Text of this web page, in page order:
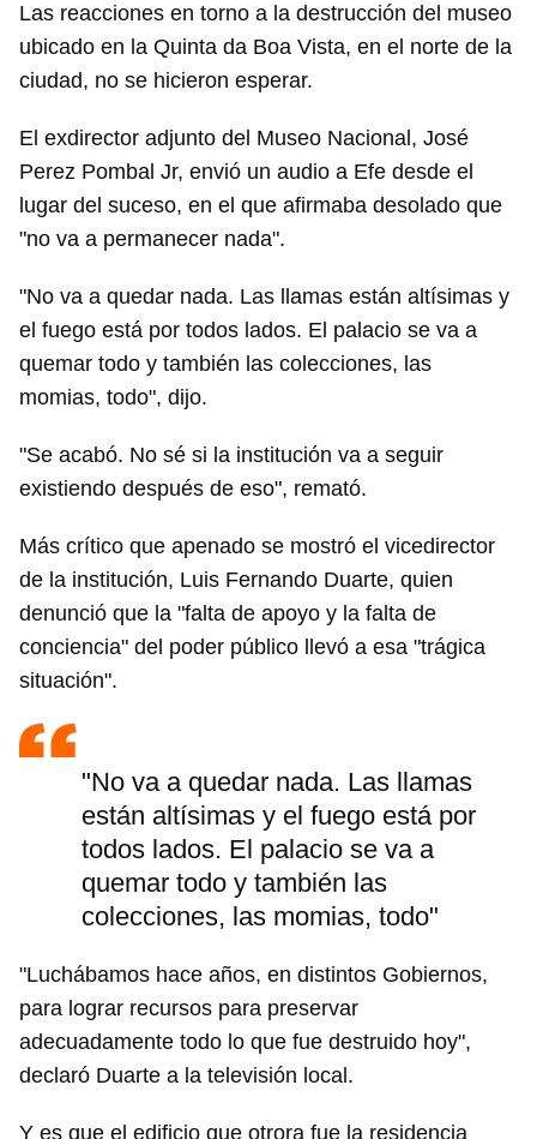
Las reacciones en torno a la destrucción del museo
ubicado en la Quinta da Boa Vista, en el norte de la
ciudad, no se hicieron esperar.
El exdirector adjunto del Museo Nacional, José
Perez Pombal Jr, envió un audio a Efe desde el
lugar del suceso, en el que afirmaba desolado que
"no va a permanecer nada".
"No va a quedar nada. Las llamas están altísimas y
el fuego está por todos lados. El palacio se va a
quemar todo y también las colecciones, las
momias, todo", dijo.
"Se acabó. No sé si la institución va a seguir
existiendo después de eso", remató.
Más crítico que apenado se mostró el vicedirector
de la institución, Luis Fernando Duarte, quien
denunció que la "falta de apoyo y la falta de
conciencia" del poder público llevó a esa "trágica
situación".
"No va a quedar nada. Las llamas
están altísimas y el fuego está por
todos lados. El palacio se va a
quemar todo y también las
colecciones, las momias, todo"
"Luchábamos hace años, en distintos Gobiernos,
para lograr recursos para preservar
adecuadamente todo lo que fue destruido hoy",
declaró Duarte a la televisión local.
Y es que el edificio que otrora fue la residencia